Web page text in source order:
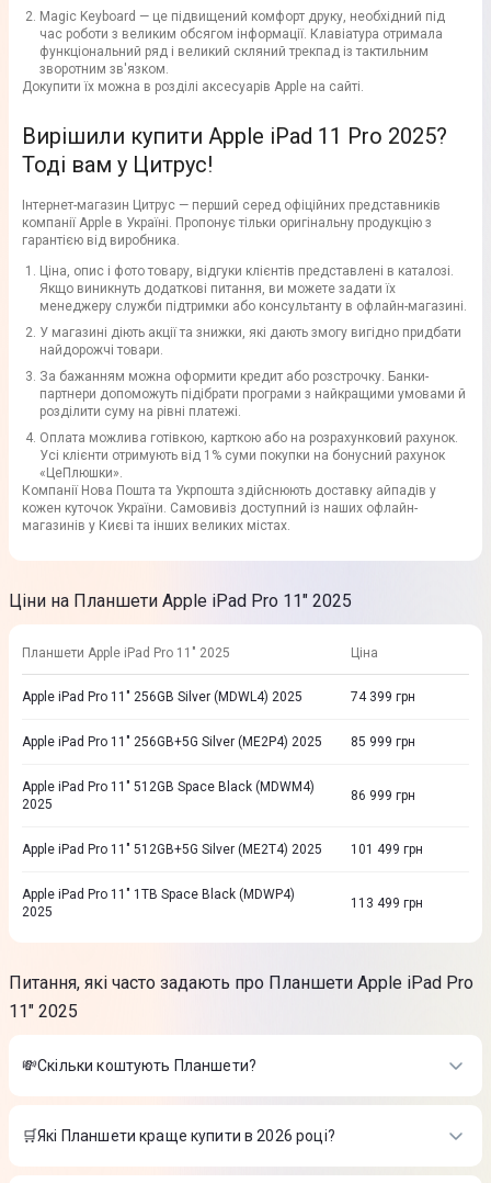
Magic Keyboard — це підвищений комфорт друку, необхідний під
час роботи з великим обсягом інформації. Клавіатура отримала
функціональний ряд і великий скляний трекпад із тактильним
зворотним зв'язком.
Докупити їх можна в розділі аксесуарів Apple на сайті.
Вирішили купити Apple iPad 11 Pro 2025?
Тоді вам у Цитрус!
Інтернет-магазин Цитрус — перший серед офіційних представників
компанії Apple в Україні. Пропонує тільки оригінальну продукцію з
гарантією від виробника.
Ціна, опис і фото товару, відгуки клієнтів представлені в каталозі.
Якщо виникнуть додаткові питання, ви можете задати їх
менеджеру служби підтримки або консультанту в офлайн-магазині.
У магазині діють акції та знижки, які дають змогу вигідно придбати
найдорожчі товари.
За бажанням можна оформити кредит або розстрочку. Банки-
партнери допоможуть підібрати програми з найкращими умовами й
розділити суму на рівні платежі.
Оплата можлива готівкою, карткою або на розрахунковий рахунок.
Усі клієнти отримують від 1% суми покупки на бонусний рахунок
«ЦеПлюшки».
Компанії Нова Пошта та Укрпошта здійснюють доставку айпадів у
кожен куточок України. Самовивіз доступний із наших офлайн-
магазинів у Києві та інших великих містах.
Ціни на Планшети Apple iPad Pro 11" 2025
Планшети Apple iPad Pro 11" 2025 Ціна
Apple iPad Pro 11" 256GB Silver (MDWL4) 2025 74 399 грн
Apple iPad Pro 11" 256GB+5G Silver (ME2P4) 2025 85 999 грн
Apple iPad Pro 11" 512GB Space Black (MDWM4)
2025
86 999 грн
Apple iPad Pro 11" 512GB+5G Silver (ME2T4) 2025 101 499 грн
Apple iPad Pro 11" 1TB Space Black (MDWP4)
2025
113 499 грн
Питання, які часто задають про Планшети Apple iPad Pro
11" 2025
💸Скільки коштують Планшети?
Цитрус
🛒Які Планшети краще купити в 2026 році?
Найкращі Планшети в 2026 році на думку інтернет-магазину